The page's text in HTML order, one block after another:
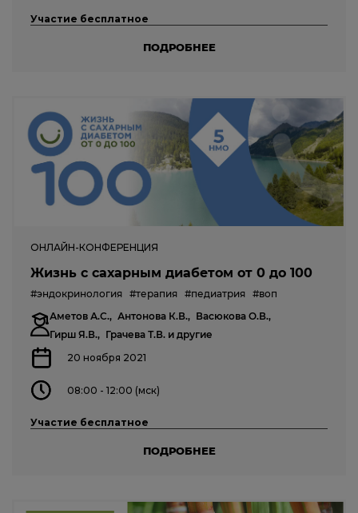
Участие бесплатное
ПОДРОБНЕЕ
ОНЛАЙН-КОНФЕРЕНЦИЯ
Жизнь с сахарным диабетом от 0 до 100
#эндокринология #терапия #педиатрия #воп
Аметов А.С., Антонова К.В., Васюкова О.В.,
Гирш Я.В., Грачева Т.В. и другие
20 ноября 2021
08:00 - 12:00 (мск)
Участие бесплатное
ПОДРОБНЕЕ